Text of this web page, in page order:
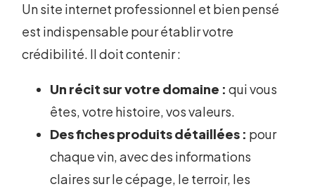
Un site internet professionnel et bien pensé
est indispensable pour établir votre
crédibilité. Il doit contenir :
Un récit sur votre domaine : qui vous
êtes, votre histoire, vos valeurs.
Des fiches produits détaillées : pour
chaque vin, avec des informations
claires sur le cépage, le terroir, les